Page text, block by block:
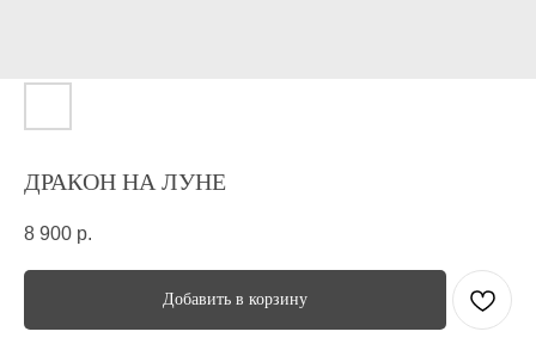
ДРАКОН НА ЛУНЕ
8 900 р.
Добавить в корзину